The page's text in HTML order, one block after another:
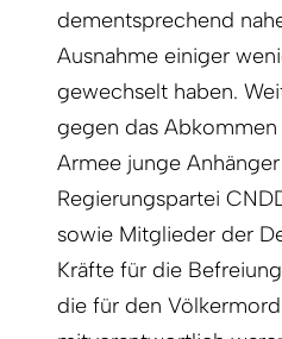
dementsprechend
Ausnahme einiger
gewechselt haben.
gegen das Abkommen
Armee junge
Regierungspartei
sowie Mitglieder der
Kräfte für die
die für den